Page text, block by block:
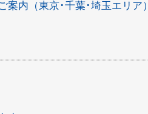
内（東京･千葉･埼玉エリア）